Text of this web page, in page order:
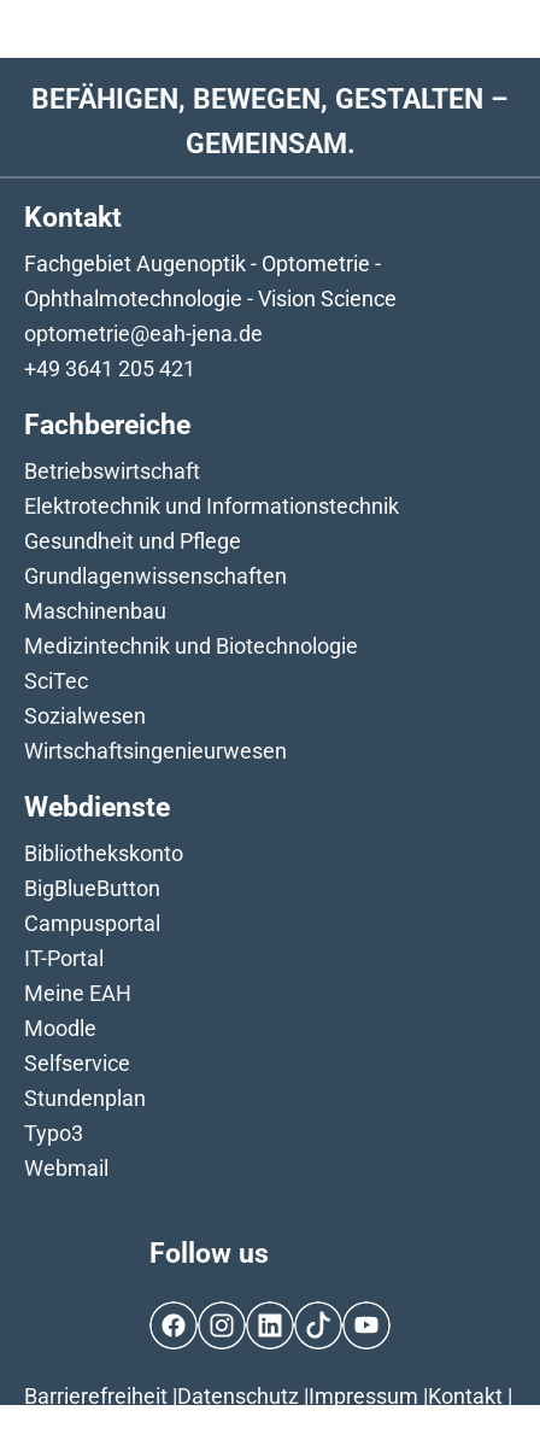
BEFÄHIGEN, BEWEGEN, GESTALTEN –
GEMEINSAM.
Kontakt
Fachgebiet Augenoptik - Optometrie -
Ophthalmotechnologie - Vision Science
optometrie@eah-jena.de
+49 3641 205 421
Fachbereiche
Betriebswirtschaft
Elektrotechnik und Informationstechnik
Gesundheit und Pflege
Grundlagenwissenschaften
Maschinenbau
Medizintechnik und Biotechnologie
SciTec
Sozialwesen
Wirtschaftsingenieurwesen
Webdienste
Bibliothekskonto
BigBlueButton
Campusportal
IT-Portal
Meine EAH
Moodle
Selfservice
Stundenplan
Typo3
Webmail
Follow us
FacebookInstagram
LinkedInTikTokYouTube
Barrierefreiheit |Datenschutz |Impressum |Kontakt |